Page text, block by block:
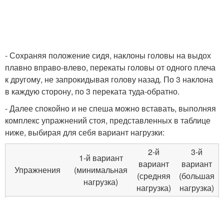
- Сохраняя положение сидя, наклоны головы на выдох
плавно вправо-влево, перекаты головы от одного плеча
к другому, не запрокидывая голову назад. По 3 наклона
в каждую сторону, по 3 переката туда-обратно.
- Далее спокойно и не спеша можно вставать, выполняя
комплекс упражнений стоя, представленных в таблице
ниже, выбирая для себя вариант нагрузки:
Упражнения
1-й вариант
(минимальная
нагрузка)
2-й
вариант
(средняя
нагрузка)
3-й
вариант
(большая
нагрузка)